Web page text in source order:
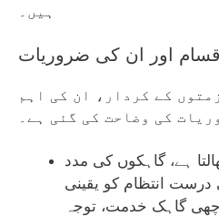
ہیں۔
اور ان کی ضروریات
کے کردار، ان کی اہم
کی وضاحت کی گئی ہے۔
ہے، گاہکوں کی مدد
درست انتظام کو یقینی
گاہک خدمت، توجہ